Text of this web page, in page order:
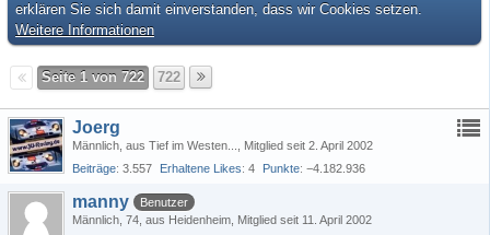
erklären Sie sich damit einverstanden, dass wir Cookies setzen.
Weitere Informationen
Seite 1 von 722 722
Joerg
Männlich aus Tief im Westen...
Mitglied seit 2. April 2002
Beiträge 3.557 Erhaltene Likes 4 Punkte −4.182.936
manny
Benutzer
Männlich 74 aus Heidenheim Mitglied seit 11. April 2002